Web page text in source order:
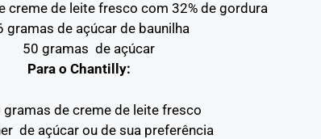
creme de leite fresco com 32% de gordura
gramas de açúcar de baunilha
50 gramas de açúcar
Para o Chantilly:
gramas de creme de leite fresco
de açúcar ou de sua preferência